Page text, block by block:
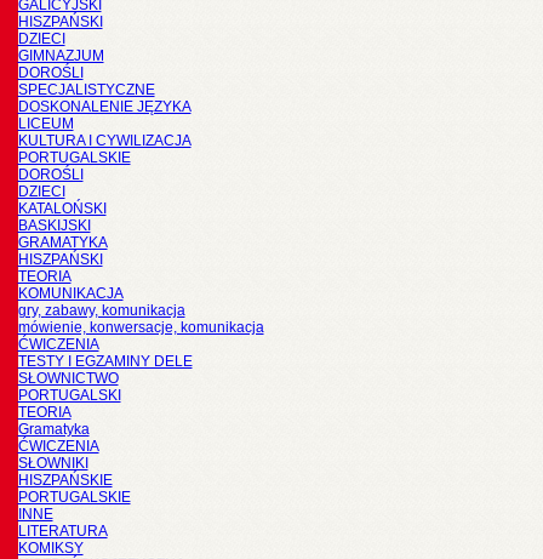
GALICYJSKI
HISZPAŃSKI
DZIECI
GIMNAZJUM
DOROŚLI
SPECJALISTYCZNE
DOSKONALENIE JĘZYKA
LICEUM
KULTURA I CYWILIZACJA
PORTUGALSKIE
DOROŚLI
DZIECI
KATALOŃSKI
BASKIJSKI
GRAMATYKA
HISZPAŃSKI
TEORIA
KOMUNIKACJA
gry, zabawy, komunikacja
mówienie, konwersacje, komunikacja
ĆWICZENIA
TESTY I EGZAMINY DELE
SŁOWNICTWO
PORTUGALSKI
TEORIA
Gramatyka
ĆWICZENIA
SŁOWNIKI
HISZPAŃSKIE
PORTUGALSKIE
INNE
LITERATURA
KOMIKSY